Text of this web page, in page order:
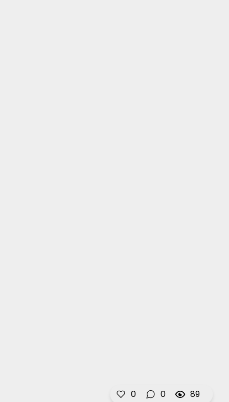
0 0 89